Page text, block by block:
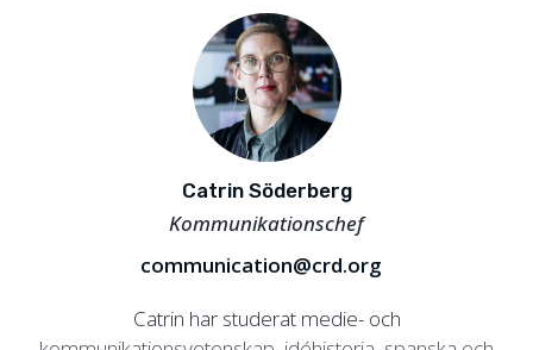
Catrin Söderberg
Kommunikationschef
communication@crd.org
Catrin har studerat medie- och